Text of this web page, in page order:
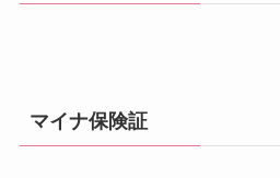
マイナ保険証